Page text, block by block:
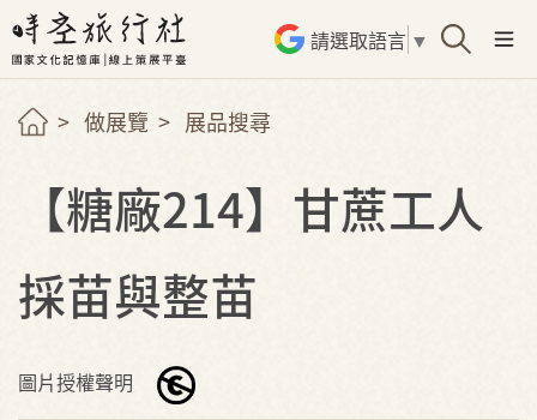
請選取語言 ▼
做展覽 展品搜尋
【糖廠214】甘蔗工人
採苗與整苗
圖片授權聲明